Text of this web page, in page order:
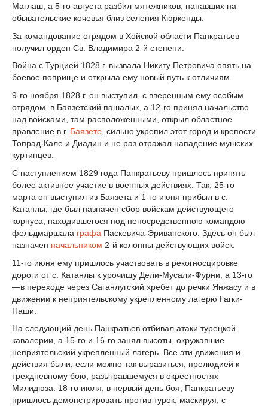
Маглаш, а 5-го августа разбил мятежников, напавших на
обывательские кочевья близ селения Кюркенды.
За командование отрядом в Хойской области Панкратьев
получил орден Св. Владимира 2-й степени.
Война с Турцией 1828 г. вызвала Никиту Петровича опять на
боевое поприще и открыла ему новый путь к отличиям.
9-го ноября 1828 г. он выступил, с вверенным ему особым
отрядом, в Баязетский пашалык, а 12-го принял начальство
над войсками, там расположенными, открыл областное
правление в г. Баязете , сильно укрепил этот город и крепости
Топрад-Кале и Диадин и не раз отражал нападение мушских
куртинцев.
С наступлением 1829 года Панкратьеву пришлось принять
более активное участие в военных действиях. Так, 25-го
марта он выступил из Баязета и 1-го июня прибыл в с.
Катанлы, где был назначен сбор войскам действующего
корпуса, находившегося под непосредственною командою
фельдмаршала графа Паскевича-Эриванского. Здесь он был
назначен начальником 2-й колонны действующих войск.
11-го июня ему пришлось участвовать в рекогносцировке
дороги от с. Катанлы к урочищу Дели-Мусали-Фурни, а 13-го
—в переходе через Саганлугский хребет до речки Янжасу и в
движении к неприятельскому укрепленному лагерю Гагки-
Паши.
На следующий день Панкратьев отбивал атаки турецкой
кавалерии, а 15-го и 16-го занял высоты, окружавшие
неприятельский укрепленный лагерь. Все эти движения и
действия были, если можно так выразиться, прелюдией к
трехдневному бою, разыгравшемуся в окрестностях
Милидюза. 18-го июля, в первый день боя, Панкратьеву
пришлось демонстрировать против турок, маскируя, с